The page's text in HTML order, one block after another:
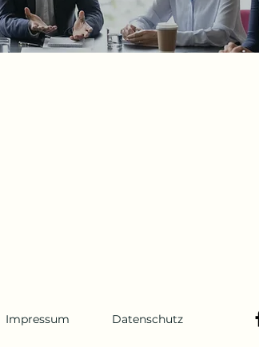
Impressum Datenschutz